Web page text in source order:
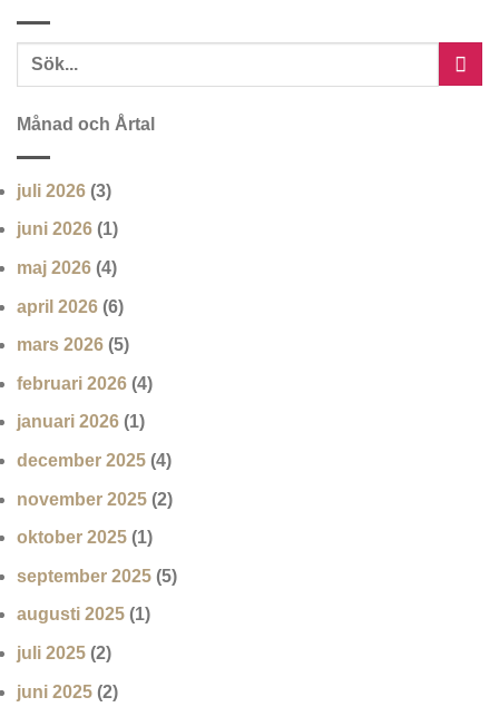
Månad och Årtal
juli 2026 (3)
juni 2026 (1)
maj 2026 (4)
april 2026 (6)
mars 2026 (5)
februari 2026 (4)
januari 2026 (1)
december 2025 (4)
november 2025 (2)
oktober 2025 (1)
september 2025 (5)
augusti 2025 (1)
juli 2025 (2)
juni 2025 (2)